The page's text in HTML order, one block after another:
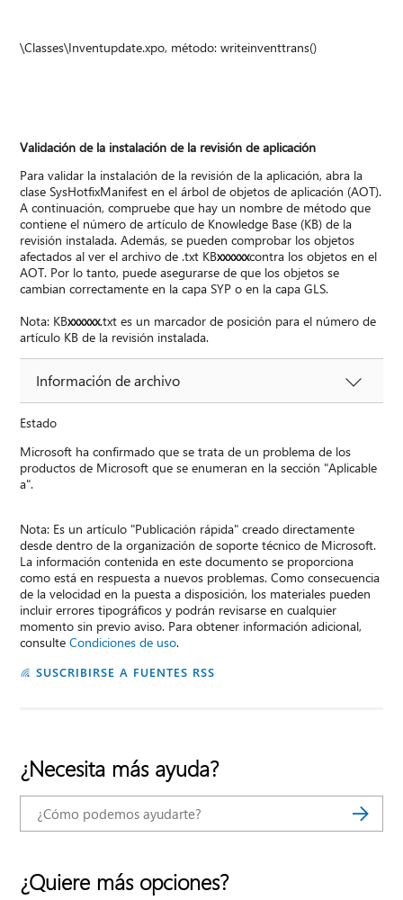
\Classes\Inventupdate.xpo, método: writeinventtrans()
Validación de la instalación de la revisión de aplicación
Para validar la instalación de la revisión de la aplicación, abra la
clase SysHotfixManifest en el árbol de objetos de aplicación (AOT).
A continuación, compruebe que hay un nombre de método que
contiene el número de artículo de Knowledge Base (KB) de la
revisión instalada. Además, se pueden comprobar los objetos
afectados al ver el archivo de .txt KBxxxxxxcontra los objetos en el
AOT. Por lo tanto, puede asegurarse de que los objetos se
cambian correctamente en la capa SYP o en la capa GLS.
Nota: KBxxxxxx.txt es un marcador de posición para el número de
artículo KB de la revisión instalada.
Información de archivo
Estado
Microsoft ha confirmado que se trata de un problema de los
productos de Microsoft que se enumeran en la sección "Aplicable
a".
Nota: Es un artículo "Publicación rápida" creado directamente
desde dentro de la organización de soporte técnico de Microsoft.
La información contenida en este documento se proporciona
como está en respuesta a nuevos problemas. Como consecuencia
de la velocidad en la puesta a disposición, los materiales pueden
incluir errores tipográficos y podrán revisarse en cualquier
momento sin previo aviso. Para obtener información adicional,
consulteCondiciones de uso.
SUSCRIBIRSE A FUENTES RSS
¿Necesita más ayuda?
¿Quiere más opciones?